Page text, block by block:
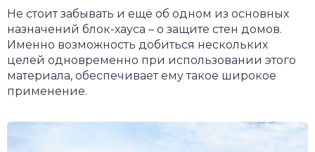
Не стоит забывать и ещё об одном из основных
назначений блок-хауса – о защите стен домов.
Именно возможность добиться нескольких
целей одновременно при использовании этого
материала, обеспечивает ему такое широкое
применение.